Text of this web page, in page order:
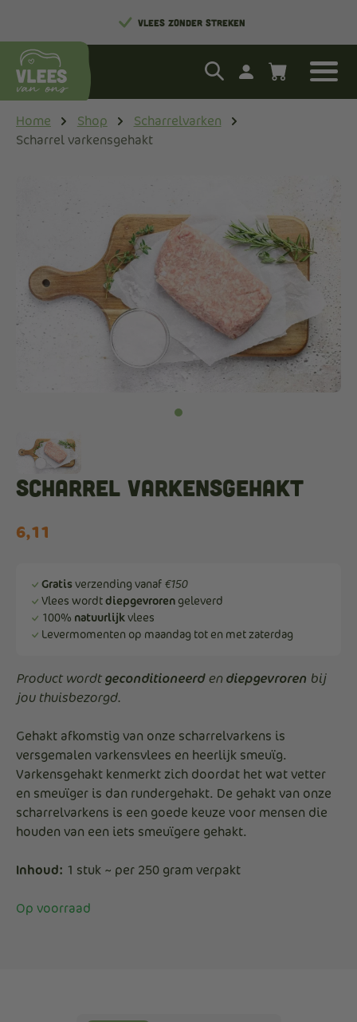
VLEES ZONDER STREKEN
LOKAAL EN MET ZORG GROOTGEBRACHT
Home Shop
Scharrelvarken
Scharrel varkensgehakt
Scharrel varkensgehakt
6,11
Gratisverzending vanaf €150
Vlees wordtdiepgevroren geleverd
100% natuurlijkvlees
Levermomenten op maandag tot en met zaterdag
Product wordtgeconditioneerdendiepgevroren bij
jou thuisbezorgd.
Gehakt afkomstig van onze scharrelvarkens is
versgemalen varkensvlees en heerlijk smeuïg.
Varkensgehakt kenmerkt zich doordat het wat vetter
en smeuïger is dan rundergehakt. De gehakt van onze
scharrelvarkens is een goede keuze voor mensen die
houden van een iets smeuïgere gehakt.
Inhoud: 1 stuk ~ per 250 gram verpakt
Op voorraad